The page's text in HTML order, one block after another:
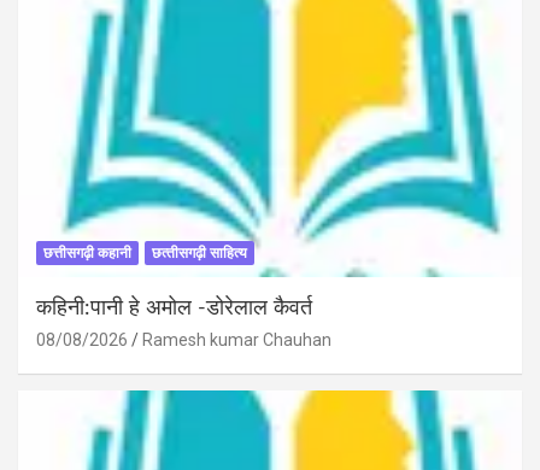
छत्तीसगढ़ी कहानी छत्‍तीसगढ़ी साहित्‍य
कहिनी:पानी हे अमोल -डोरेलाल कैवर्त
08/08/2026 Ramesh kumar Chauhan